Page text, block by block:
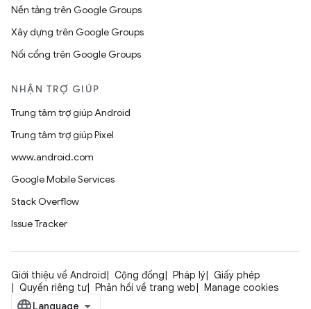
Nền tảng trên Google Groups
Xây dựng trên Google Groups
Nối cổng trên Google Groups
NHẬN TRỢ GIÚP
Trung tâm trợ giúp Android
Trung tâm trợ giúp Pixel
www.android.com
Google Mobile Services
Stack Overflow
Issue Tracker
Giới thiệu về Android Cộng đồng Pháp lý
Giấy phép
Quyền riêng tư
Phản hồi về trang web Manage cookies